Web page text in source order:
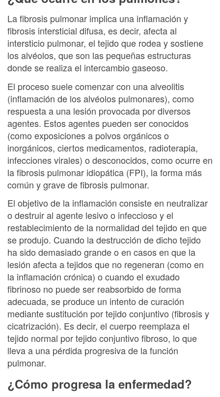
La fibrosis pulmonar implica una inflamación y
fibrosis intersticial difusa, es decir, afecta al
intersticio pulmonar, el tejido que rodea y sostiene
los alvéolos, que son las pequeñas estructuras
donde se realiza el intercambio gaseoso.
El proceso suele comenzar con una alveolitis
(inflamación de los alvéolos pulmonares), como
respuesta a una lesión provocada por diversos
agentes. Estos agentes pueden ser conocidos
(como exposiciones a polvos orgánicos o
inorgánicos, ciertos medicamentos, radioterapia,
infecciones virales) o desconocidos, como ocurre en
la fibrosis pulmonar idiopática (FPI), la forma más
común y grave de fibrosis pulmonar.
El objetivo de la inflamación consiste en neutralizar
o destruir al agente lesivo o infeccioso y el
restablecimiento de la normalidad del tejido en que
se produjo. Cuando la destrucción de dicho tejido
ha sido demasiado grande o en casos en que la
lesión afecta a tejidos que no regeneran (como en
la inflamación crónica) o cuando el exudado
fibrinoso no puede ser reabsorbido de forma
adecuada, se produce un intento de curación
mediante sustitución por tejido conjuntivo (fibrosis y
cicatrización). Es decir, el cuerpo reemplaza el
tejido normal por tejido conjuntivo fibroso, lo que
lleva a una pérdida progresiva de la función
pulmonar.
¿Cómo progresa la enfermedad?